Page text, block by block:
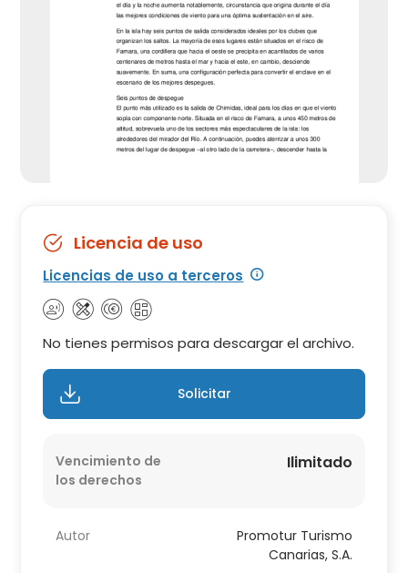
Licencia de uso
Licencias de uso a terceros
No tienes permisos para descargar el archivo.
Solicitar
Vencimiento de
los derechos
Ilimitado
Autor
Promotur Turismo
Canarias, S.A.